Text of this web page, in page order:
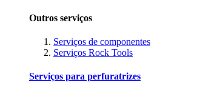
Outros serviços
Serviços de componentes
Serviços Rock Tools
Serviços para perfuratrizes